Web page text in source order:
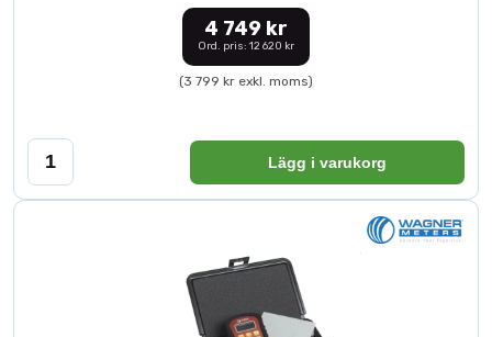
4 749 kr
Ord. pris: 12 620 kr
(3 799 kr exkl. moms)
Lägg i varukorg